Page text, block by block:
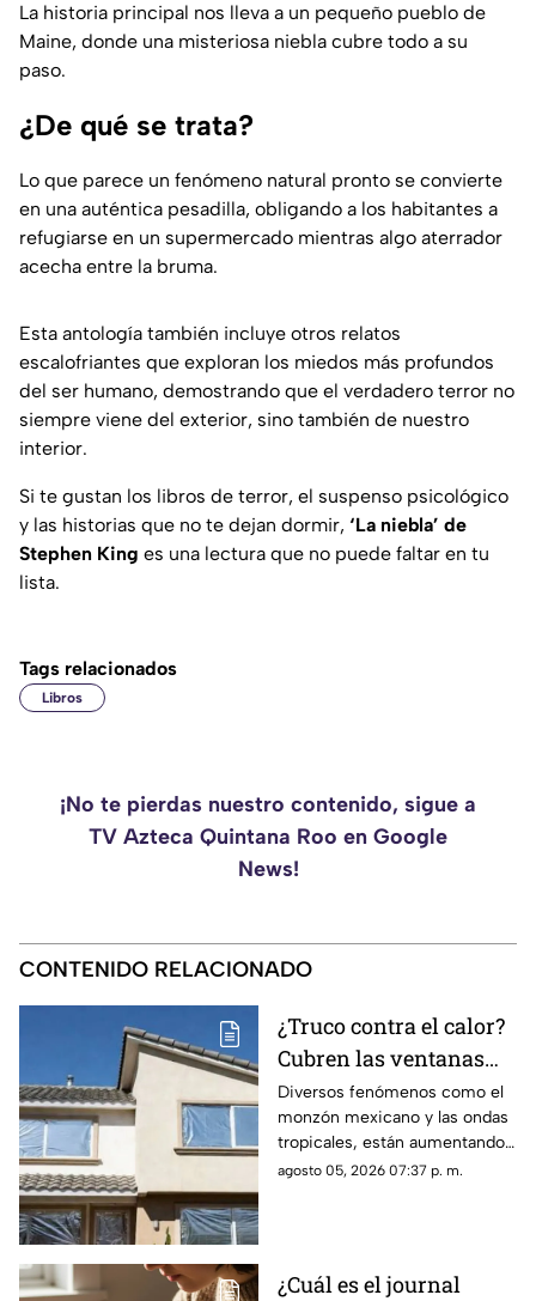
La historia principal nos lleva a un pequeño pueblo de
Maine, donde una misteriosa niebla cubre todo a su
paso.
¿De qué se trata?
Lo que parece un fenómeno natural pronto se convierte
en una auténtica pesadilla, obligando a los habitantes a
refugiarse en un supermercado mientras algo aterrador
acecha entre la bruma.
Esta antología también incluye otros relatos
escalofriantes que exploran los miedos más profundos
del ser humano, demostrando que el verdadero terror no
siempre viene del exterior, sino también de nuestro
interior.
Si te gustan los libros de terror, el suspenso psicológico
y las historias que no te dejan dormir, ‘La niebla’ de
Stephen King es una lectura que no puede faltar en tu
lista.
Tags relacionados
Libros
¡No te pierdas nuestro contenido, sigue a
TV Azteca Quintana Roo en Google
News!
CONTENIDO RELACIONADO
¿Truco contra el calor?
Cubren las ventanas
con papel aluminio,
esto explica la ciencia
Diversos fenómenos como el
monzón mexicano y las ondas
tropicales, están aumentando
las temperaturas en todo el
agosto 05, 2026 07:37 p. m.
¿Cuál es el journal